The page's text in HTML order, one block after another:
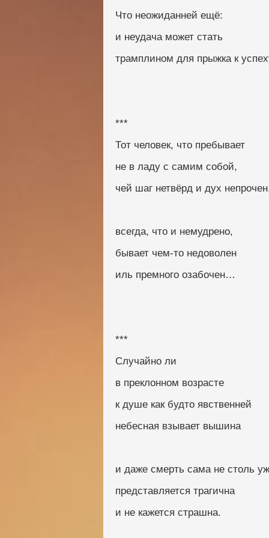
Что неожиданней ещё:
и неудача может стать
трамплином для прыжка к
***
Тот человек, что пребывает
не в ладу с самим собой,
чей шаг нетвёрд и дух
всегда, что и немудрено,
бывает чем-то недоволен
иль премного озабочен…
***
Случайно ли
в преклонном возрасте
к душе как будто явственней
небесная взывает вышина
и даже смерть сама не столь уж
представляется трагична
и не кажется страшна.